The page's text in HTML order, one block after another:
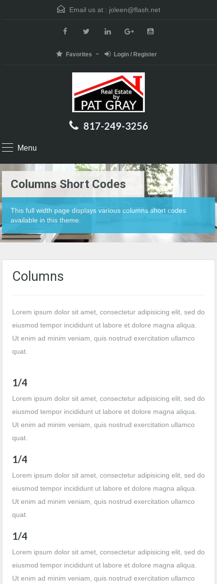
Email us at : joleen@flash.net
Favorites Login / Register
817-249-3256
Menu
Columns Short Codes
This full width page displays various columns short codes
available in this theme.
Columns
Lorem ipsum dolor sit amet, consectetur adipisicing elit, sed do
eiusmod tempor incididunt ut labore et dolore magna aliqua.
Ut enim ad minim veniam, quis nostrud exercitation ullamco
quat.
1/4
Lorem ipsum dolor sit amet, consectetur adipisicing elit, sed do
eiusmod tempor incididunt ut labore et dolore magna aliqua.
Ut enim ad minim veniam, quis nostrud exercitation ullamco
quat.
1/4
Lorem ipsum dolor sit amet, consectetur adipisicing elit, sed do
eiusmod tempor incididunt ut labore et dolore magna aliqua.
Ut enim ad minim veniam, quis nostrud exercitation ullamco
quat.
1/4
Lorem ipsum dolor sit amet, consectetur adipisicing elit, sed do
eiusmod tempor incididunt ut labore et dolore magna aliqua.
Ut enim ad minim veniam, quis nostrud exercitation ullamco